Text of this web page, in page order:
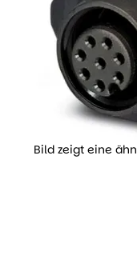
Bild zeigt eine